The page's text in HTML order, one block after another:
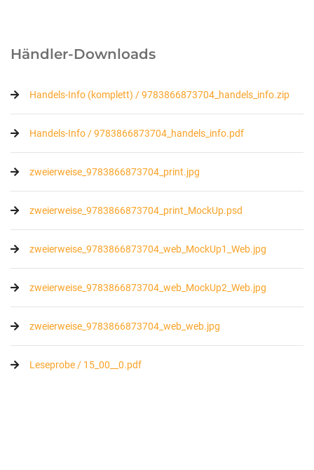
Händler-Downloads
Handels-Info (komplett) / 9783866873704_handels_info.zip
Handels-Info / 9783866873704_handels_info.pdf
zweierweise_9783866873704_print.jpg
zweierweise_9783866873704_print_MockUp.psd
zweierweise_9783866873704_web_MockUp1_Web.jpg
zweierweise_9783866873704_web_MockUp2_Web.jpg
zweierweise_9783866873704_web_web.jpg
Leseprobe / 15_00__0.pdf